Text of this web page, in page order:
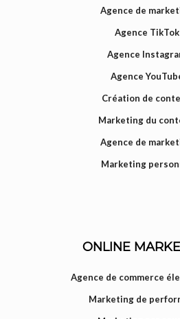
Agence de
Agence TikTok
Agence
Agence
Création de
Marketing du
Agence de
Marketing
ONLINE
Agence de commerce
Marketing de